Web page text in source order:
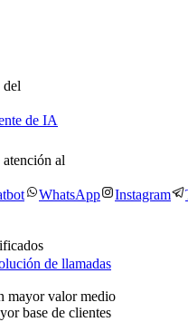
del
de IA
al
WhatsApp Instagram
de llamadas
mayor valor medio
base de clientes